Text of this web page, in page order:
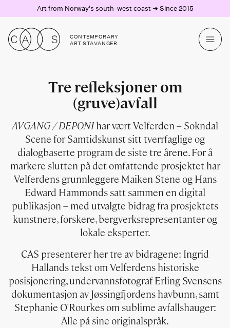
Art from Norway's south-west coast ➜ Since 2015
CONTEMPORARY
ART STAVANGER
Tre refleksjoner om
(gruve)avfall
AVGANG / DEPONIhar vært Velferden – Sokndal
Scene for Samtidskunst sitt tverrfaglige og
dialogbaserte program de siste tre årene. For å
markere slutten på det omfattende prosjektet har
Velferdens grunnleggere Maiken Stene og Hans
Edward Hammonds satt sammen en digital
publikasjon – med utvalgte bidrag fra prosjektets
kunstnere, forskere, bergverksrepresentanter og
lokale eksperter.
CAS presenterer her tre av bidragene: Ingrid
Hallands tekst om Velferdens historiske
posisjonering, undervannsfotograf Erling Svensens
dokumentasjon av Jøssingfjordens havbunn, samt
Stephanie O'Rourkes om sublime avfallshauger:
Alle på sine originalspråk.